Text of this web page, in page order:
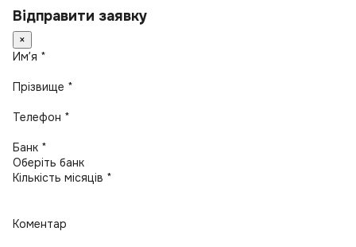
Відправити заявку
×
Имʼя *
Прізвище *
Телефон *
Банк *
Кількість місяців *
Коментар